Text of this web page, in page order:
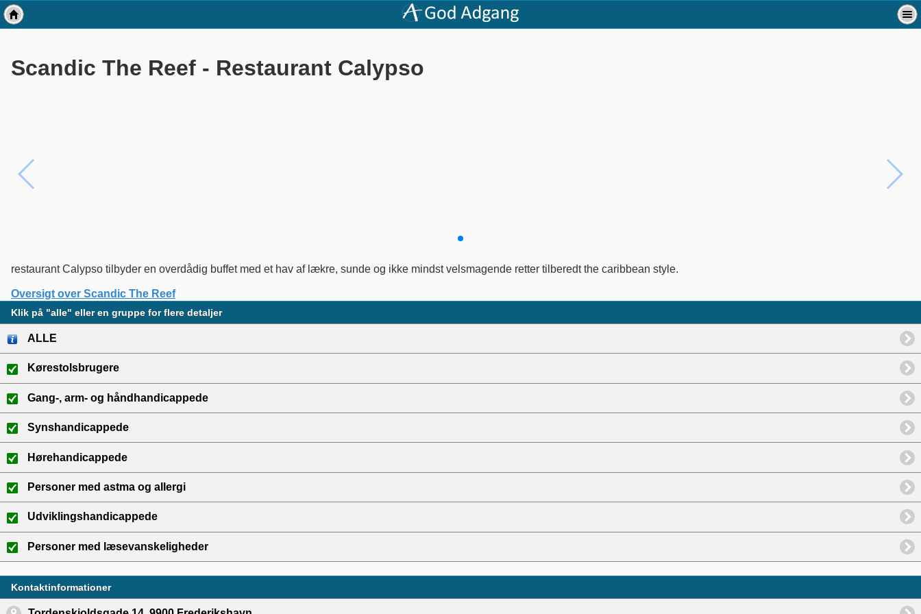
Scandic The Reef - Restaurant Calypso
restaurant Calypso tilbyder en overdådig buffet med et hav af lækre, sunde og ikke mindst velsmagende retter tilberedt the caribbean style.
Oversigt over Scandic The Reef
Klik på "alle" eller en gruppe for flere detaljer
ALLE
Kørestolsbrugere
Gang-, arm- og håndhandicappede
Synshandicappede
Hørehandicappede
Personer med astma og allergi
Udviklingshandicappede
Personer med læsevanskeligheder
Kontaktinformationer